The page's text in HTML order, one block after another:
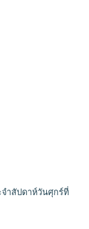
ำสัปดาห์วันศุกร์ที่